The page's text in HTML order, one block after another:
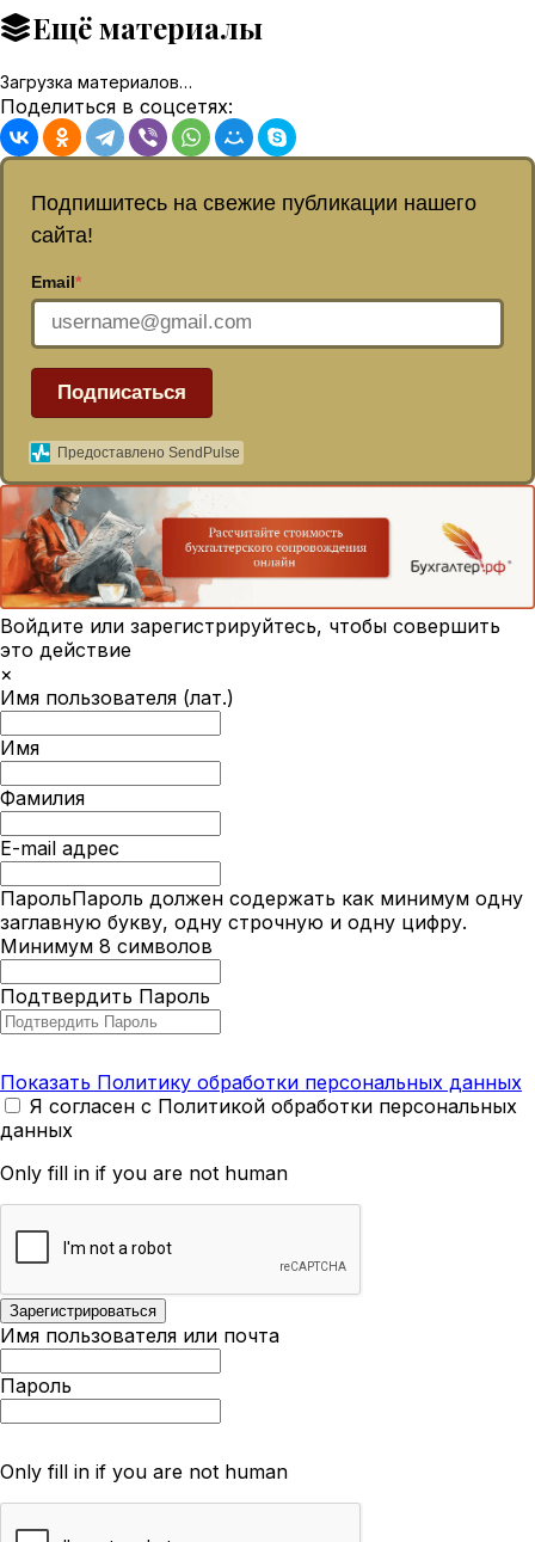
Ещё материалы
Загрузка материалов…
Поделиться в соцсетях:
Подпишитесь на свежие публикации нашего
сайта!
Email*
Подписаться
Предоставлено SendPulse
Войдите или зарегистрируйтесь, чтобы совершить
это действие
×
Имя пользователя (лат.)
Имя
Фамилия
E-mail адрес
ПарольПароль должен содержать как минимум одну
заглавную букву, одну строчную и одну цифру.
Минимум 8 символов
Подтвердить Пароль
Показать Политику обработки персональных данных
Я согласен с Политикой обработки персональных
данных
Only fill in if you are not human
Имя пользователя или почта
Пароль
Only fill in if you are not human